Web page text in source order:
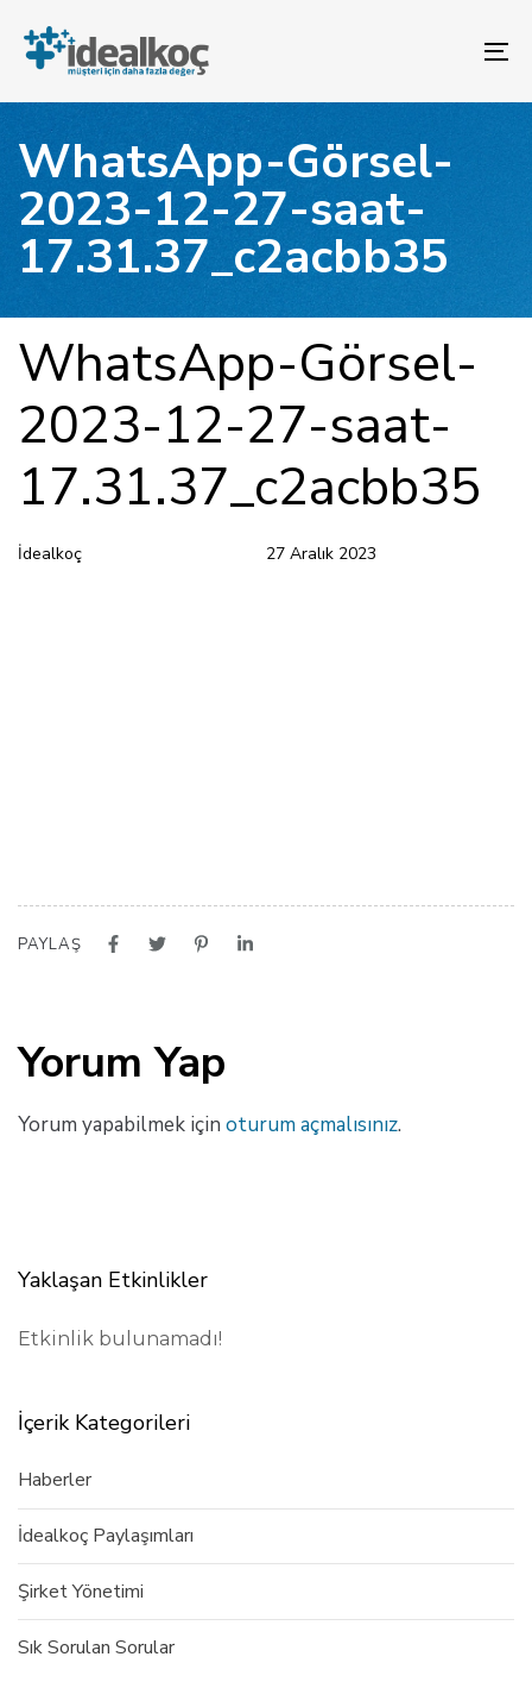
atla
gezinme
bölümüne
geç
İçeriğe
atlaWhatsApp-Görsel-
2023-12-27-saat-
17.31.37_c2acbb35
WhatsApp-Görsel-
2023-12-27-saat-
17.31.37_c2acbb35
İdealkoç 27 Aralık 2023
PAYLAŞ
Yorum Yap
Yorum yapabilmek için oturum açmalısınız.
Yaklaşan Etkinlikler
Etkinlik bulunamadı!
İçerik Kategorileri
Haberler
İdealkoç Paylaşımları
Şirket Yönetimi
Sık Sorulan Sorular